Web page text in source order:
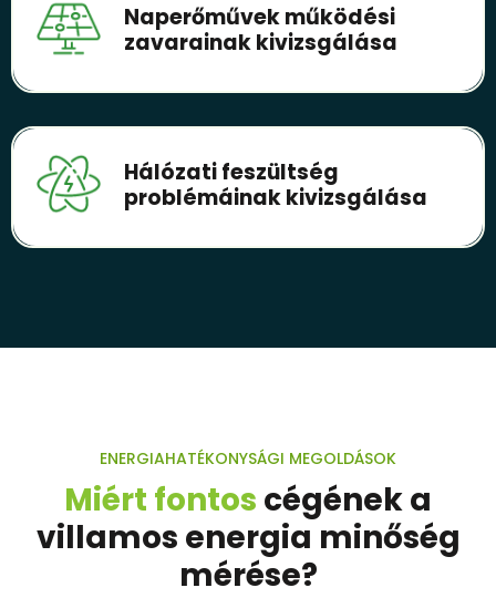
Naperőművek működési
zavarainak kivizsgálása
Hálózati feszültség
problémáinak kivizsgálása
ENERGIAHATÉKONYSÁGI MEGOLDÁSOK
Miért fontos cégének a
villamos energia minőség
mérése?